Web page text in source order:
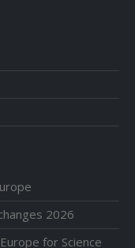
2026
for Science